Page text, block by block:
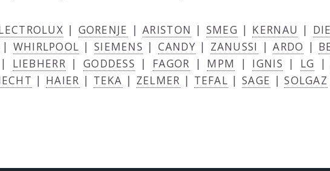
| GORENJE |ARISTON | SMEG | KERNAU |
| WHIRLPOOL | SIEMENS | CANDY | ZANUSSI |ARDO |
| LIEBHERR | GODDESS | FAGOR | MPM | IGNIS | LG |
| HAIER | TEKA | ZELMER | TEFAL |SAGE |SOLGAZ